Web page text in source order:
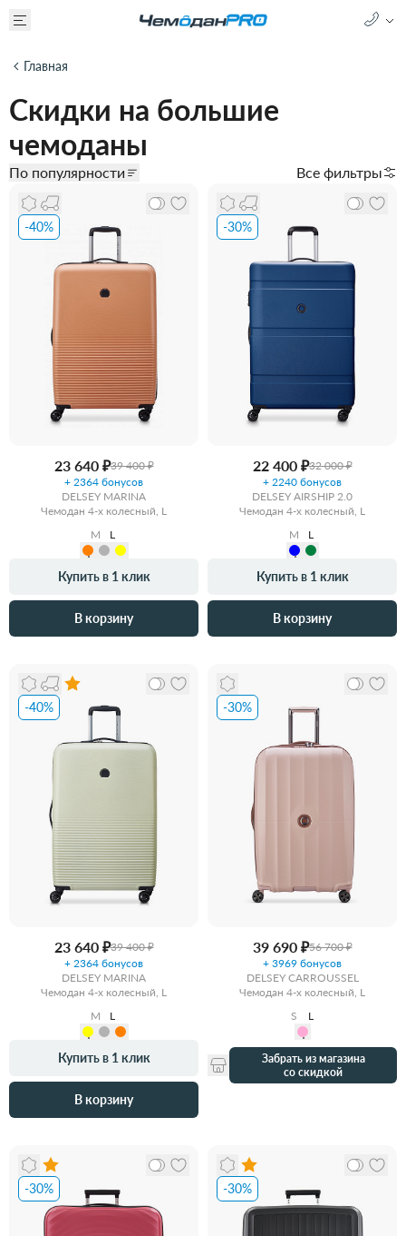
Главная
Скидки на большие
чемоданы
По популярности Все фильтры
-40%
23 640 ₽39 400 ₽
+ 2364 бонусов
DELSEY MARINA
Чемодан 4-х колесный, L
M
L
Купить в 1 клик
В корзину
-30%
22 400 ₽32 000 ₽
+ 2240 бонусов
DELSEY AIRSHIP 2.0
Чемодан 4-х колесный, L
M
L
Купить в 1 клик
В корзину
-40%
23 640 ₽39 400 ₽
+ 2364 бонусов
DELSEY MARINA
Чемодан 4-х колесный, L
M
L
Купить в 1 клик
В корзину
-30%
39 690 ₽56 700 ₽
+ 3969 бонусов
DELSEY CARROUSSEL
Чемодан 4-х колесный, L
S
L
Забрать из магазина
со скидкой
-30% -30%